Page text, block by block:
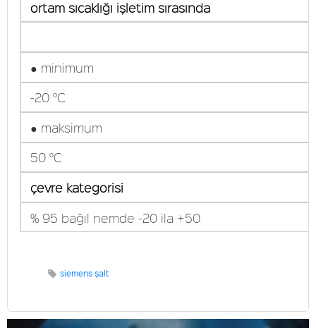
ortam sıcaklığı işletim sırasında
● minimum
-20 °C
● maksimum
50 °C
çevre kategorisi
% 95 bağıl nemde -20 ila +50
siemens şalt